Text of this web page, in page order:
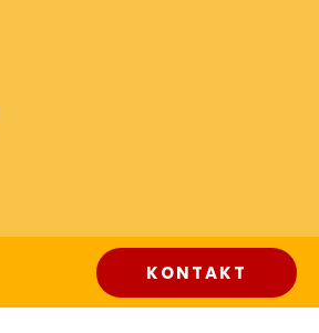
KONTAKT